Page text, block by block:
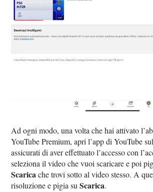
Ad ogni modo, una volta che hai attivato
YouTube Premium, apri l’app di YouTube
assicurati di aver effettuato l’accesso con
seleziona il video che vuoi scaricare e poi
Scaricache trovi sotto al video stesso. A
risoluzione e pigia suScarica.